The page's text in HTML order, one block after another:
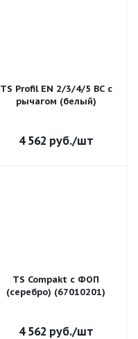
TS Profil EN 2/3/4/5 BC с
рычагом (белый)
4 562 руб./шт
TS Compakt с ФОП
(серебро) (67010201)
4 562 руб./шт